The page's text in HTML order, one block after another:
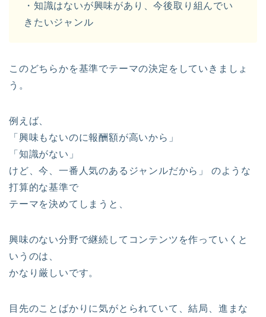
・知識はないが興味があり、今後取り組んでい
きたいジャンル
このどちらかを基準でテーマの決定をしていきましょ
う。
例えば、
「興味もないのに報酬額が高いから」
「知識がない」
けど、今、一番人気のあるジャンルだから」 のような
打算的な基準で
テーマを決めてしまうと、
興味のない分野で継続してコンテンツを作っていくと
いうのは、
かなり厳しいです。
目先のことばかりに気がとられていて、結局、進まな